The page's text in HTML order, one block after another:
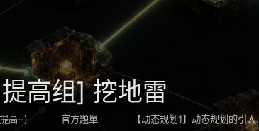
高组] 挖地雷
高−) 官方題單
【动态规划1】动态规划的引入